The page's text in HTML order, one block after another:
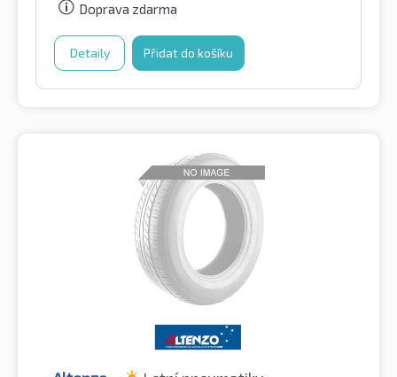
Doprava zdarma
Detaily Přidat do košíku